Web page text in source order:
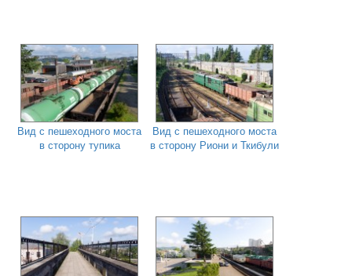
Вид с пешеходного моста
в сторону тупика
Вид с пешеходного моста
в сторону Риони и Ткибули